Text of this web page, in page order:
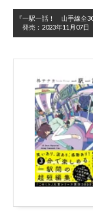
『一駅一話！ 山手線全
発売： 2023年11月07日